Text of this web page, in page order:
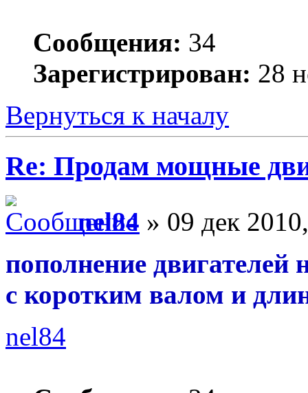
Сообщения: 34
Зарегистрирован: 28
Вернуться к началу
Re: Продам мощные
nel84 » 09 дек
пополнение двигателей
с коротким валом и
nel84